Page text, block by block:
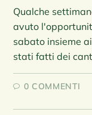
Qualche
avuto
sabato insieme
stati fatti dei
0 COMMENTI